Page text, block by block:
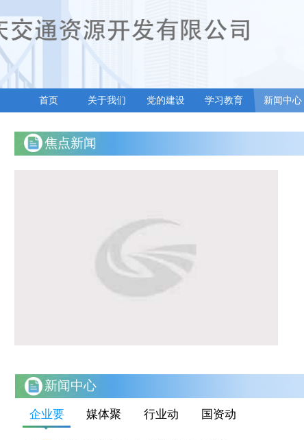
首页 关于我们 党的建设 学习教育 新闻中心
焦点新闻
新闻中心
企业要 媒体聚 行业动 国资动